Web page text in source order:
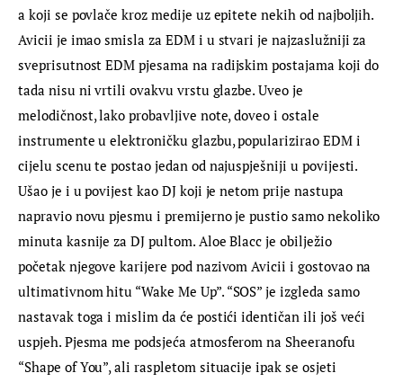
a koji se povlače kroz medije uz epitete nekih od najboljih.
Avicii je imao smisla za EDM i u stvari je najzaslužniji za
sveprisutnost EDM pjesama na radijskim postajama koji do
tada nisu ni vrtili ovakvu vrstu glazbe. Uveo je
melodičnost, lako probavljive note, doveo i ostale
instrumente u elektroničku glazbu, popularizirao EDM i
cijelu scenu te postao jedan od najuspješniji u povijesti.
Ušao je i u povijest kao DJ koji je netom prije nastupa
napravio novu pjesmu i premijerno je pustio samo nekoliko
minuta kasnije za DJ pultom. Aloe Blacc je obilježio
početak njegove karijere pod nazivom Avicii i gostovao na
ultimativnom hitu “Wake Me Up”. “SOS” je izgleda samo
nastavak toga i mislim da će postići identičan ili još veći
uspjeh. Pjesma me podsjeća atmosferom na Sheeranofu
“Shape of You”, ali raspletom situacije ipak se osjeti